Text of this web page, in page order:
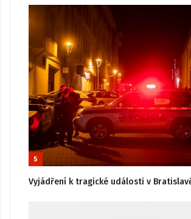
5
Vyjádření k tragické události v